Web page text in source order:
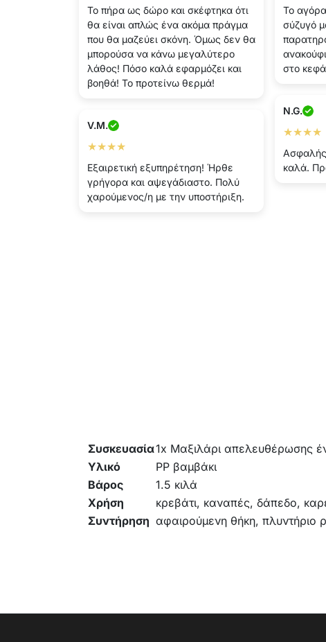
Το πήρα ως δώρο και σκέφτηκα ότι
θα είναι απλώς ένα ακόμα πράγμα
που θα μαζεύει σκόνη. Όμως δεν θα
μπορούσα να κάνω μεγαλύτερο
λάθος! Πόσο καλά εφαρμόζει και
βοηθά! Το προτείνω θερμά!
Το
σύζυγό
στο
N.G.
★★★★
καλά.
V.M.
★★★★
Εξαιρετική εξυπηρέτηση! Ήρθε
γρήγορα και αψεγάδιαστο. Πολύ
χαρούμενος/η με την υποστήριξη.
Συσκευασία1x Μαξιλάρι απελευθέρωσης
Υλικό
PP βαμβάκι
Βάρος
1.5 κιλά
Χρήση
κρεβάτι, καναπές, δάπεδο,
Συντήρηση αφαιρούμενη θήκη, πλυντήριο